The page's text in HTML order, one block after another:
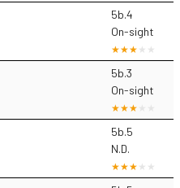
5b.4
On-sight
5b.3
On-sight
5b.5
N.D.